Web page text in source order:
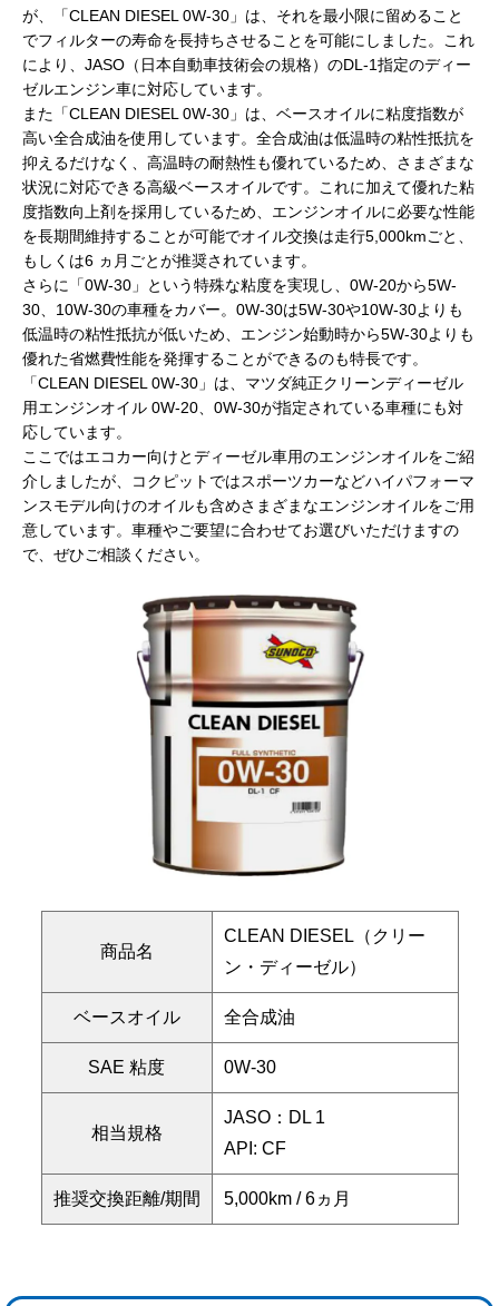
が、「CLEAN DIESEL 0W-30」は、それを最小限に留めること
でフィルターの寿命を長持ちさせることを可能にしました。これ
により、JASO（日本自動車技術会の規格）のDL-1指定のディー
ゼルエンジン車に対応しています。
また「CLEAN DIESEL 0W-30」は、ベースオイルに粘度指数が
高い全合成油を使用しています。全合成油は低温時の粘性抵抗を
抑えるだけなく、高温時の耐熱性も優れているため、さまざまな
状況に対応できる高級ベースオイルです。これに加えて優れた粘
度指数向上剤を採用しているため、エンジンオイルに必要な性能
を長期間維持することが可能でオイル交換は走行5,000kmごと、
もしくは6 ヵ月ごとが推奨されています。
さらに「0W-30」という特殊な粘度を実現し、0W-20から5W-
30、10W-30の車種をカバー。0W-30は5W-30や10W-30よりも
低温時の粘性抵抗が低いため、エンジン始動時から5W-30よりも
優れた省燃費性能を発揮することができるのも特長です。
「CLEAN DIESEL 0W-30」は、マツダ純正クリーンディーゼル
用エンジンオイル 0W-20、0W-30が指定されている車種にも対
応しています。
ここではエコカー向けとディーゼル車用のエンジンオイルをご紹
介しましたが、コクピットではスポーツカーなどハイパフォーマ
ンスモデル向けのオイルも含めさまざまなエンジンオイルをご用
意しています。車種やご要望に合わせてお選びいただけますの
で、ぜひご相談ください。
商品名
CLEAN DIESEL（クリー
ン・ディーゼル）
ベースオイル 全合成油
SAE 粘度 0W-30
相当規格
JASO：DL 1
API: CF
推奨交換距離/期間 5,000km / 6ヵ月